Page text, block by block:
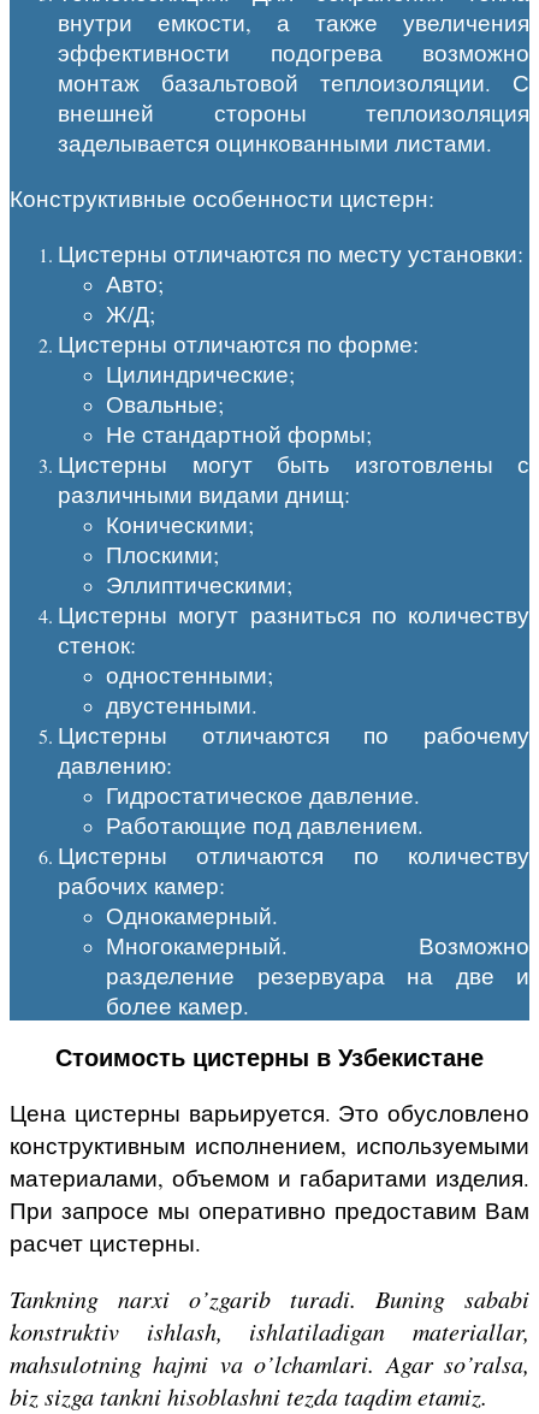
внутри емкости, а также увеличения
эффективности подогрева возможно
монтаж базальтовой теплоизоляции. С
внешней стороны теплоизоляция
заделывается оцинкованными листами.
Конструктивные особенности цистерн:
Цистерны отличаются по месту установки:
Авто;
Ж/Д;
Цистерны отличаются по форме:
Цилиндрические;
Овальные;
Не стандартной формы;
Цистерны могут быть изготовлены с
различными видами днищ:
Коническими;
Плоскими;
Эллиптическими;
Цистерны могут разниться по количеству
стенок:
одностенными;
двустенными.
Цистерны отличаются по рабочему
давлению:
Гидростатическое давление.
Работающие под давлением.
Цистерны отличаются по количеству
рабочих камер:
Однокамерный.
Многокамерный. Возможно
разделение резервуара на две и
более камер.
Стоимость цистерны в Узбекистане
Цена цистерны варьируется. Это обусловлено
конструктивным исполнением, используемыми
материалами, объемом и габаритами изделия.
При запросе мы оперативно предоставим Вам
расчет цистерны.
Tankning narxi o’zgarib turadi. Buning sababi
konstruktiv ishlash, ishlatiladigan materiallar,
mahsulotning hajmi va o’lchamlari. Agar so’ralsa,
biz sizga tankni hisoblashni tezda taqdim etamiz.